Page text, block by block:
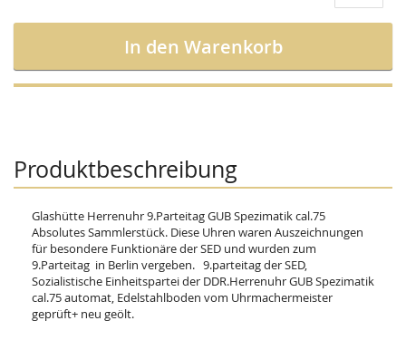
In den Warenkorb
Produktbeschreibung
Glashütte Herrenuhr 9.Parteitag GUB Spezimatik cal.75
Absolutes Sammlerstück. Diese Uhren waren Auszeichnungen
für besondere Funktionäre der SED und wurden zum
9.Parteitag in Berlin vergeben. 9.parteitag der SED,
Sozialistische Einheitspartei der DDR.Herrenuhr GUB Spezimatik
cal.75 automat, Edelstahlboden vom Uhrmachermeister
geprüft+ neu geölt.